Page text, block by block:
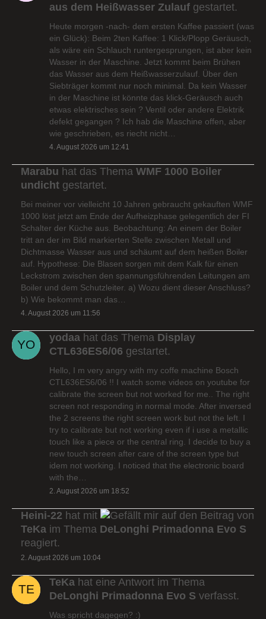
aus dem Heißwasser Zulauf gestartet.
Heute morgen -nach- dem ersten Kaffee passiert (was
ein Glück): Beim 2ten Kaffee: 1 Klick/Plopp Geräusch,
als wäre ein Schlauch runtergesprungen, ist aber kein
Wasser in der Maschine. Jetzt kommt beim Brühen
das Wasser aus dem Heißwasserzulauf. Über den
Siebträger kommt nur noch minimal. Da kein Wasser
in der Maschine ist könnte das klick-Geräusch auch
etwas elektrisches sein ? Ventil oder andere Elektrik
defekt gegangen ? Ich hab die Maschine offen, aber
wie geschrieben, es riecht nicht…
4. August 2026 um 12:41
Marabu hat das Thema WMF 1000 Boiler
undicht gestartet.
Bei meiner vor vielleicht 10 Jahren gebraucht gekauften WMF
1000 löst jetzt am Ende der Aufheizphase gelegentlich der FI
Schalter der Küche aus. Beobachtung: An einem der Boiler
tritt an der im Bild markierten Stelle zwischen Metall und
Dichtmasse Wasser aus und schäumt auf dem heißen Boiler
auf. Hypothese: Die Blasen sorgen mit dem Kalk für einen
Leckstrom zwischen den spannungsführenden Leitungen am
Boiler und dem Schutzleiter. a) Wozu dient dieser Anschluss?
b) Wie bekommt man das…
4. August 2026 um 11:56
yodaa hat das Thema Display
CTL636ES6/06 gestartet.
Hello, I m very angry with my coffe machine Bosch
CTL636ES6/06 !! I watch some videos on youtube for
calibrate the screen but not worked for me.. The right
screen not responding in normal mode. After inversed
the 2 screens the right screen work but not the left. I
try to calibrate but not working even if i use a metallic
touch like a piece or the central ring. I decide to buy a
new touch screen after care of the screen type but
idem not working. I noticed that the electronic board
with the…
2. August 2026 um 18:52
Heini-22 hat mit
auf den Beitrag von
TeKa im Thema DeLonghi Primadonna Evo S
reagiert.
2. August 2026 um 10:04
TeKa hat eine Antwort im Thema
DeLonghi Primadonna Evo S verfasst.
Was spricht dagegen? :)